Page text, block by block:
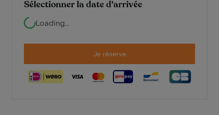
Sélectionner la date d'arrivée
Loading...
Je réserve